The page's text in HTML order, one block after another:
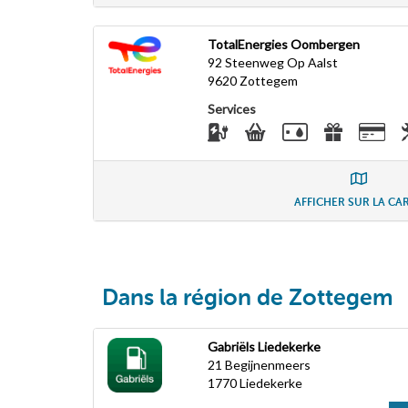
TotalEnergies Oombergen
92 Steenweg Op Aalst
9620 Zottegem
Services
AFFICHER SUR LA
Dans la région de Zottegem
Gabriëls Liedekerke
21 Begijnenmeers
1770Liedekerke